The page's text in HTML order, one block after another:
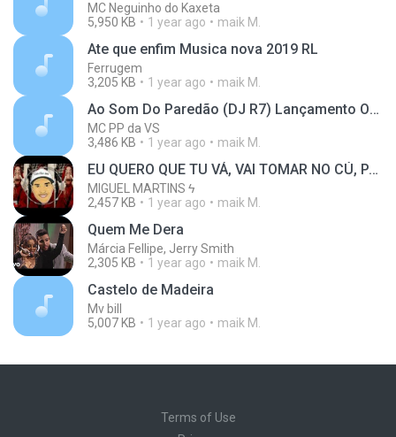
MC Neguinho do Kaxeta
5,950 KB
1 year ago maik M.
Ate que enfim Musica nova 2019 RL
Ferrugem
3,205 KB
1 year ago maik M.
Ao Som Do Paredão (DJ R7) Lançamento Oficial 20
MC PP da VS
3,486 KB
1 year ago maik M.
EU QUERO QUE TU VÁ, VAI TOMAR NO CÚ, PARA DE TOMAR
MIGUEL MARTINS ϟ
2,457 KB
1 year ago maik M.
Quem Me Dera
Márcia Fellipe, Jerry Smith
2,305 KB
1 year ago maik M.
Castelo de Madeira
Mv bill
5,007 KB
1 year ago maik M.
Terms of Use